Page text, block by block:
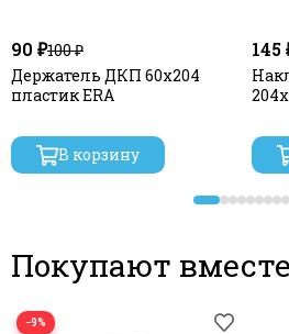
90 ₽100 ₽
Держатель ДКП 60х204
пластик ERA
В корзину
145
Покупают вместе
−9%